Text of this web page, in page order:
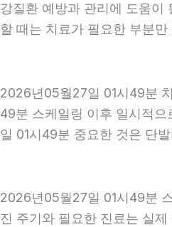
강질환 예방과 관리에 도움이
할 때는 치료가 필요한 부분
2026년05월27일 01시49분
49분 스케일링 이후 일시적
일 01시49분 중요한 것은 단
2026년05월27일 01시49분
진 주기와 필요한 진료는 실